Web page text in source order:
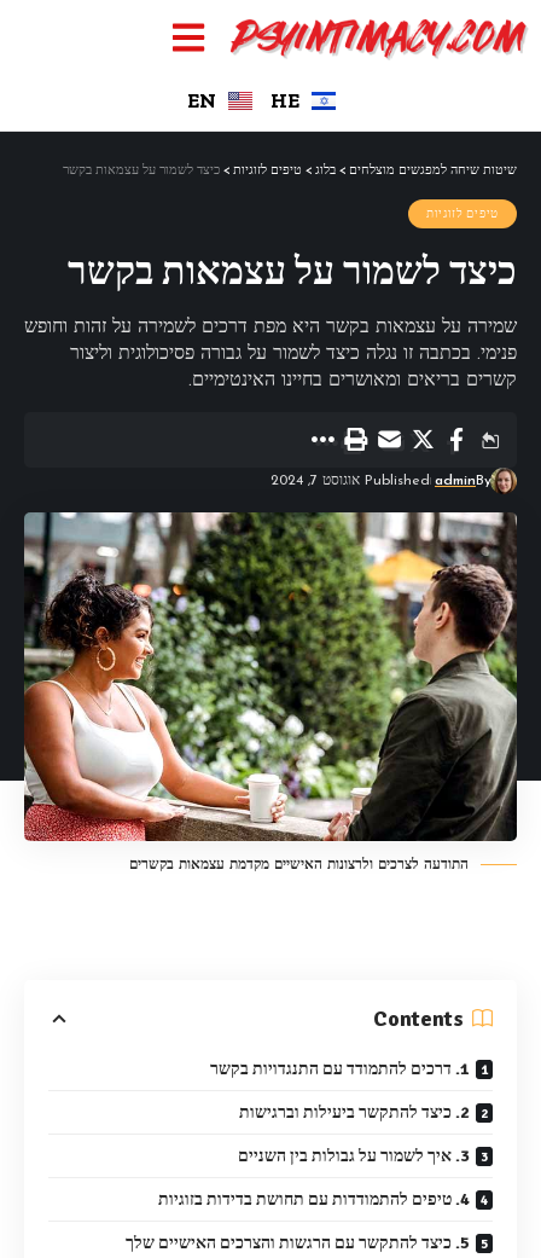
HE
EN
שיטות שיחה למפגשים מוצלחים > בלוג > טיפים לזוגיות > כיצד לשמור על עצמאות בקשר
טיפים לזוגיות
כיצד לשמור על עצמאות בקשר
שמירה על עצמאות בקשר היא מפת דרכים לשמירה על זהות וחופש
פנימי. בכתבה זו נגלה כיצד לשמור על גבורה פסיכולוגית וליצור
קשרים בריאים ומאושרים בחיינו האינטימיים.
By
admin Published אוגוסט 7, 2024
התודעה לצרכים ולרצונות האישיים מקדמת עצמאות בקשרים
Contents
1. דרכים להתמודד עם התנגדויות בקשר
2. כיצד להתקשר ביעילות וברגישות
3. איך לשמור על גבולות בין השניים
4. טיפים להתמודדות עם תחושת בדידות בזוגיות
5. כיצד להתקשר עם הרגשות והצרכים האישיים שלך